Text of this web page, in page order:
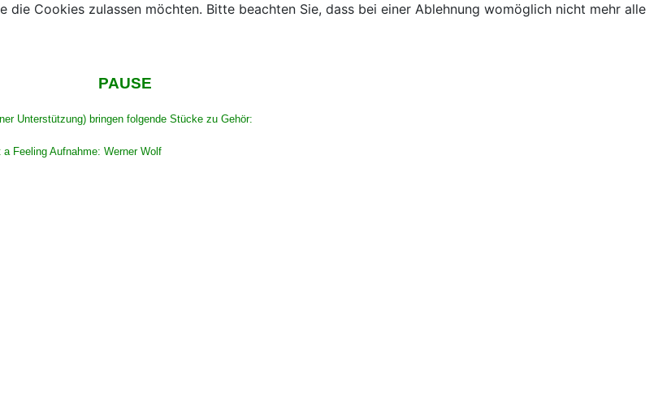
PAUSE
Unterstützung) bringen folgende Stücke zu Gehör:
Feeling Aufnahme: Werner Wolf
Cookies zulassen möchten. Bitte beachten Sie, dass bei einer Ablehnung womöglich nicht mehr alle